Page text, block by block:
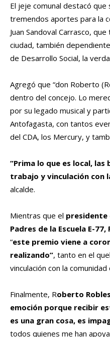
El jeje comunal destacó
tremendos aportes para la
Juan Sandoval Carrasco,
ciudad, también
de Desarrollo Social, la
Agregó que “don Roberto
dentro del concejo. Lo
por su legado musical y
Antofagasta, con tantos
del CDA, los Mercury, y
“Prima lo que es local,
trabajo y vinculación con
alcalde.
Mientras que el presidente
Padres de la Escuela E-77,
“este premio viene a
realizando”, tanto en el
vinculación con la comunidad
Finalmente, Roberto Robles
emoción porque recibir
es una gran cosa, es
todos quienes me han